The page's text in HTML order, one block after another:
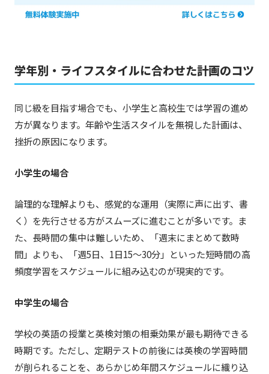
学年別・ライフスタイルに合わせた計画のコツ
同じ級を目指す場合でも、小学生と高校生では学習の進め
方が異なります。年齢や生活スタイルを無視した計画は、
挫折の原因になります。
小学生の場合
論理的な理解よりも、感覚的な運用（実際に声に出す、書
く）を先行させる方がスムーズに進むことが多いです。ま
た、長時間の集中は難しいため、「週末にまとめて数時
間」よりも、「週5日、1日15〜30分」といった短時間の高
頻度学習をスケジュールに組み込むのが現実的です。
中学生の場合
学校の英語の授業と英検対策の相乗効果が最も期待できる
時期です。ただし、定期テストの前後には英検の学習時間
が削られることを、あらかじめ年間スケジュールに織り込